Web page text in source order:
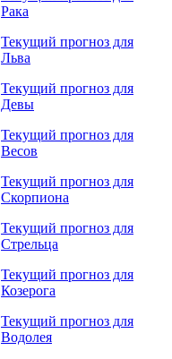
Рака
Текущий прогноз для
Льва
Текущий прогноз для
Девы
Текущий прогноз для
Весов
Текущий прогноз для
Скорпиона
Текущий прогноз для
Стрельца
Текущий прогноз для
Козерога
Текущий прогноз для
Водолея